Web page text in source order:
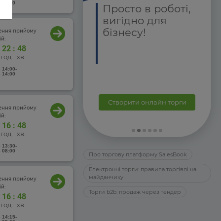
17:00
прийому
22 : 48
год. хв.
14:00-
14:00
прийому
16 : 48
год. хв.
13:30-
08:00
прийому
16 : 48
год. хв.
14:15-
та
заявку:
support@
044 333 80 79
Просто в роботі,
вигідно для
бізнесу!
Створити онлайн торги
Про торгову платформу SalesBook
Електронні торги: правила торгівлі на
майданчику
Торги b2b: продаж через тендер